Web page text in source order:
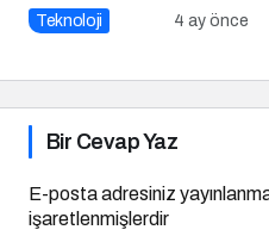
Kim?
Teknoloji 4 ay önce
Bir Cevap Yaz
E-posta adresiniz
işaretlenmişlerdir